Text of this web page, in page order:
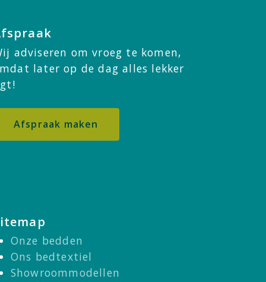
adviseren om vroeg te komen,
later op de dag alles lekker
Afspraak maken
Onze bedden
Ons bedtextiel
Showroommodellen